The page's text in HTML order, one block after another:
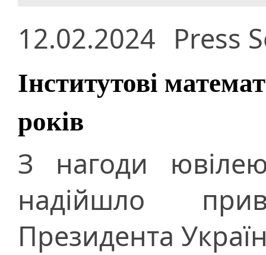
12.02.2024 Press
Інститутові
років
З нагоди
надійшло
Президента